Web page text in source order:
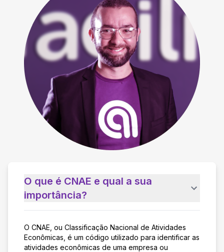
O que é CNAE e qual a sua
importância?
O CNAE, ou Classificação Nacional de Atividades
Econômicas, é um código utilizado para identificar as
atividades econômicas de uma empresa ou